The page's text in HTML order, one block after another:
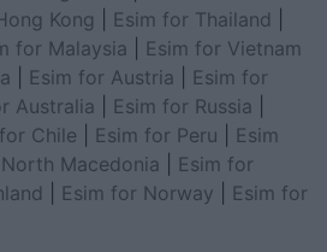
Kong Esim for Thailand
for Malaysia
Esim for Vietnam
Esim for Austria
Esim for
Australia Esim for Russia
Chile Esim for Peru
Esim
Macedonia
Esim for
Esim for Norway
Esim for